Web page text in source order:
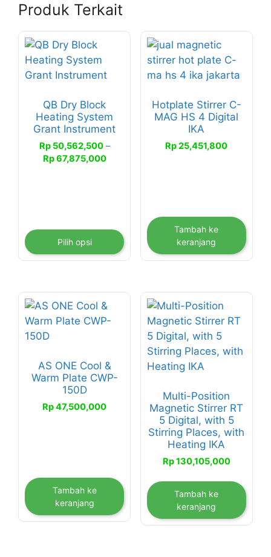
Produk Terkait
QB Dry Block
Heating System
Grant Instrument
Rp50,562,500 –
Rp67,875,000Rentang
Pilih opsi
Produk
ini
memiliki
varian.
Pilihan
ini
dapat
diambil
Hotplate Stirrer C-
MAG HS 4 Digital
IKA
Rp25,451,800
Tambah ke
keranjang
AS ONE Cool &
Warm Plate CWP-
150D
Rp47,500,000
Tambah ke
keranjang
Multi-Position
Magnetic Stirrer RT
5 Digital, with 5
Stirring Places, with
Heating IKA
Rp130,105,000
Tambah ke
keranjang